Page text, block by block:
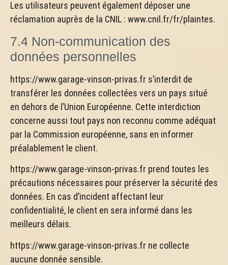
Les utilisateurs peuvent également déposer une
réclamation auprès de la CNIL : www.cnil.fr/fr/plaintes.
7.4 Non-communication des
données personnelles
https://www.garage-vinson-privas.fr s’interdit de
transférer les données collectées vers un pays situé
en dehors de l’Union Européenne. Cette interdiction
concerne aussi tout pays non reconnu comme adéquat
par la Commission européenne, sans en informer
préalablement le client.
https://www.garage-vinson-privas.fr prend toutes les
précautions nécessaires pour préserver la sécurité des
données. En cas d’incident affectant leur
confidentialité, le client en sera informé dans les
meilleurs délais.
https://www.garage-vinson-privas.fr ne collecte
aucune donnée sensible.